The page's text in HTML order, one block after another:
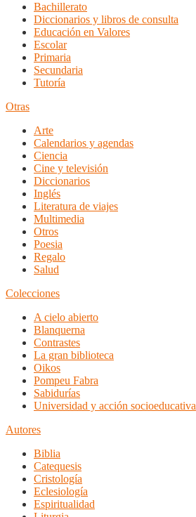
Bachillerato
Diccionarios y libros de consulta
Educación en Valores
Escolar
Primaria
Secundaria
Tutoría
Otras
Arte
Calendarios y agendas
Ciencia
Cine y televisión
Diccionarios
Inglés
Literatura de viajes
Multimedia
Otros
Poesia
Regalo
Salud
Colecciones
A cielo abierto
Blanquerna
Contrastes
La gran biblioteca
Oikos
Pompeu Fabra
Sabidurías
Universidad y acción socioeducativa
Autores
Biblia
Catequesis
Cristología
Eclesiología
Espiritualidad